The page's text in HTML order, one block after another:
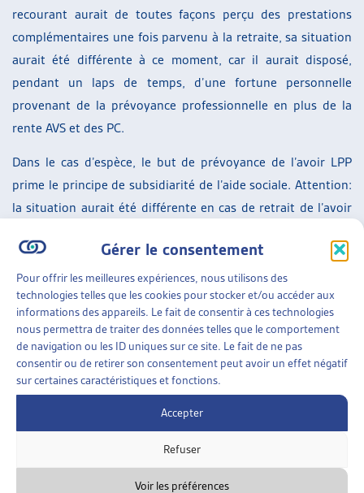
Gérer le consentement
Pour offrir les meilleures expériences, nous utilisons des
technologies telles que les cookies pour stocker et/ou accéder aux
informations des appareils. Le fait de consentir à ces technologies
nous permettra de traiter des données telles que le comportement
de navigation ou les ID uniques sur ce site. Le fait de ne pas
consentir ou de retirer son consentement peut avoir un effet négatif
sur certaines caractéristiques et fonctions.
Accepter
Refuser
Voir les préférences
recourant aurait de toutes façons perçu des prestations
complémentaires une fois parvenu à la retraite, sa situation
aurait été différente à ce moment, car il aurait disposé,
pendant un laps de temps, d’une fortune personnelle
provenant de la prévoyance professionnelle en plus de la
rente AVS et des PC.
Dans le cas d’espèce, le but de prévoyance de l’avoir LPP
prime le principe de subsidiarité de l’aide sociale. Attention:
la situation aurait été différente en cas de retrait de l’avoir
de percevoir son deuxième pilier ne peut plus faire valoir le
but de prévoyance.
La Haute cour estime par ailleurs que le budget de référence
pour juger de la consommation du capital de prévoyance est
celui des prestations complémentaires et non celui de l’aide
sociale.
Le présent arrêt limite les prétentions de l’aide sociale en
présence d’un capital de prévoyance; il fait suite à l’arrêt
avec le capital de prévoyance et de sa saisissabilité en cas